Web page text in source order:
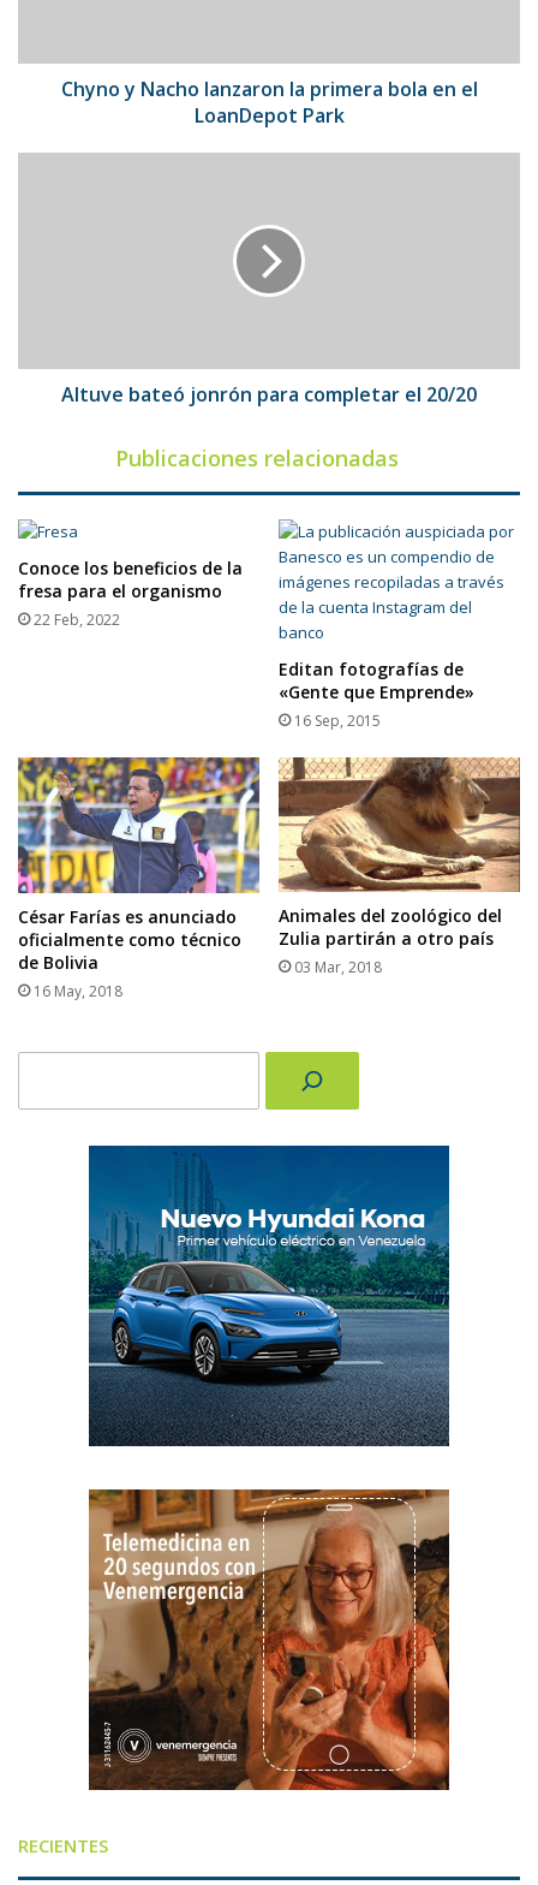
el
LoanDepotChyno y Nacho lanzaron la primera bola en el
LoanDepot Park
Altuve bateó jonrón para completar el 20/20
Publicaciones relacionadas
Conoce los beneficios de la
fresa para el organismo
22 Feb, 2022
Editan fotografías de
«Gente que Emprende»
16 Sep, 2015
César Farías es anunciado
oficialmente como técnico
de Bolivia
16 May, 2018
Animales del zoológico del
Zulia partirán a otro país
03 Mar, 2018
RECIENTES